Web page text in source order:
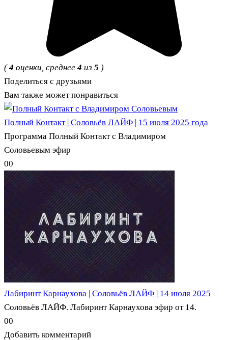
(4 оценки, среднее4 из 5 )
Поделиться с друзьями
Вам также может понравиться
Полный Контакт | Соловьёв ЛАЙФ | 15 июля 2025 года
Программа Полный Контакт с Владимиром
Соловьевым эфир
00
Лабиринт Карнаухова | Соловьёв ЛАЙФ | 14 июля 2025
Соловьёв ЛАЙФ. Лабиринт Карнаухова эфир от 14.
00
Добавить комментарий